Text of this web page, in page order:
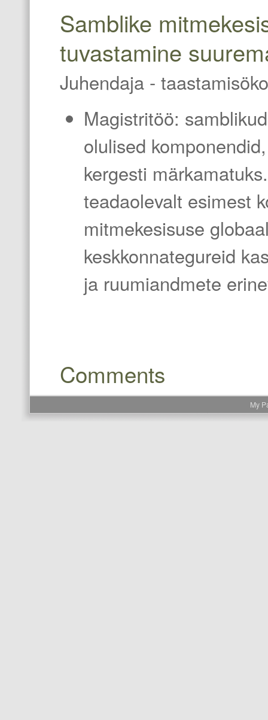
Samblike
tuvastamine
Juhendaja -
Magistritöö:
olulised
kergesti
teadaolevalt esimest
mitmekesisuse
keskkonnategureid
ja ruumiandmete
Comments
My